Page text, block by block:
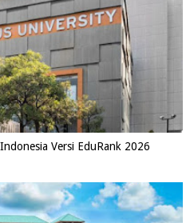
Versi EduRank 2026